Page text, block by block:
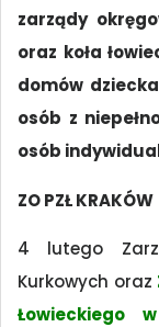
zarządy
oraz koła
domów
osób z
osób
ZO PZŁ KRAKÓW
4 lutego
Kurkowych oraz
Łowieckiego